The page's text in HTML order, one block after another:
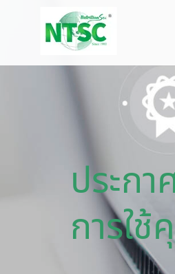
ประก
การใช้